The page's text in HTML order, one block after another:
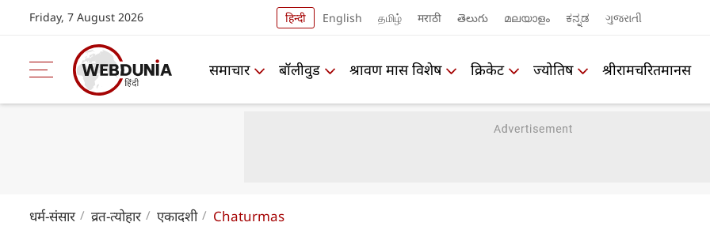
Friday, 7 August 2026 हिन्दी English தமிழ் मराठी తెలుగు മലയാളം ಕನ್ನಡ ગુજરાતી
समाचार बॉलीवुड श्रावण मास विशेष क्रिकेट ज्योतिष श्रीरामचरितमानस
धर्म-संसार व्रत-त्योहार एकादशी Chaturmas